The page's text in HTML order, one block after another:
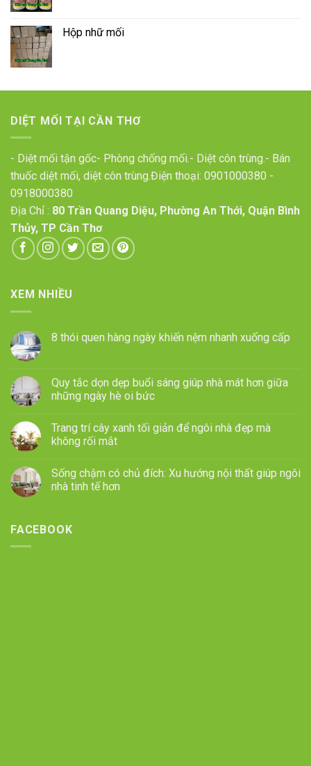
Hộp nhữ mối
DIỆT MỐI TẠI CẦN THƠ
- Diệt mối tận gốc- Phòng chống mối.- Diệt côn trùng.- Bán
thuốc diệt mối, diệt côn trùng.Điện thoại: 0901000380 -
0918000380
Địa Chỉ : 80 Trần Quang Diệu, Phường An Thới, Quận Bình
Thủy, TP Cần Thơ
XEM NHIỀU
8 thói quen hàng ngày khiến nệm nhanh xuống cấp
Quy tắc dọn dẹp buổi sáng giúp nhà mát hơn giữa
những ngày hè oi bức
Trang trí cây xanh tối giản để ngôi nhà đẹp mà
không rối mắt
Sống chậm có chủ đích: Xu hướng nội thất giúp ngôi
nhà tinh tế hơn
FACEBOOK